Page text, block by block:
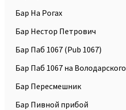
Бар На Рогах
Бар Нестор Петрович
Бар Паб 1067 (Pub 1067)
Бар Паб 1067 на Володарского
Бар Пересмешник
Бар Пивной прибой